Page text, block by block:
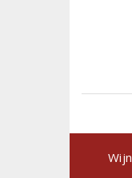
Wijn